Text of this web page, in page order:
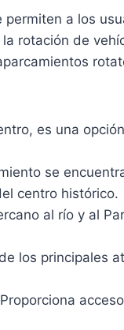
permiten a los
rotación de
es una
se
centro histórico.
al río y al
los principales